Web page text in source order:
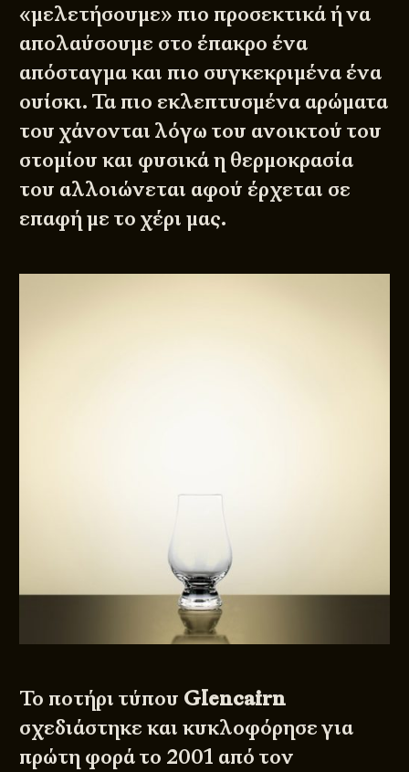
«μελετήσουμε» πιο προσεκτικά ή να
απολαύσουμε στο έπακρο ένα
απόσταγμα και πιο συγκεκριμένα ένα
ουίσκι. Τα πιο εκλεπτυσμένα αρώματα
του χάνονται λόγω του ανοικτού του
στομίου και φυσικά η θερμοκρασία
του αλλοιώνεται αφού έρχεται σε
επαφή με το χέρι μας.
Το ποτήρι τύπου Glencairn
σχεδιάστηκε και κυκλοφόρησε για
πρώτη φορά το 2001 από τον